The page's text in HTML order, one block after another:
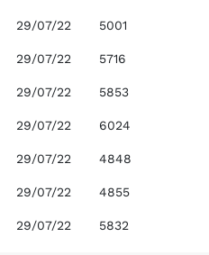
29/07/22 5001
29/07/22 5716
29/07/22 5853
29/07/22 6024
29/07/22 4848
29/07/22 4855
29/07/22 5832